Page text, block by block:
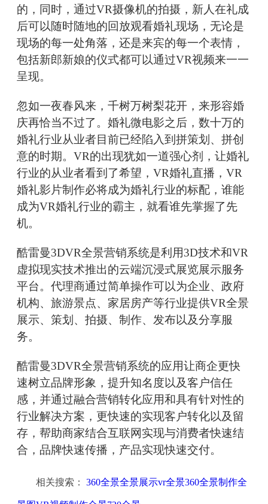
的，同时，通过VR摄像机的拍摄，新人在礼成
后可以随时随地的回放观看婚礼现场，无论是
现场的每一处角落，还是来宾的每一个表情，
包括新郎新娘的仪式都可以通过VR视频来一一
呈现。
忽如一夜春风来，千树万树梨花开，来形容婚
庆再恰当不过了。婚礼微电影之后，数十万的
婚礼行业从业者目前已经陷入到拼策划、拼创
意的时期。VR的出现犹如一道强心剂，让婚礼
行业的从业者看到了希望，VR婚礼直播，VR
婚礼影片制作必将成为婚礼行业的标配，谁能
成为VR婚礼行业的霸主，就看谁先掌握了先
机。
酷雷曼3DVR全景营销系统是利用3D技术和VR
虚拟现实技术推出的云端沉浸式展览展示服务
平台。代理商通过简单操作可以为企业、政府
机构、旅游景点、家居房产等行业提供VR全景
展示、策划、拍摄、制作、发布以及分享服
务。
酷雷曼3DVR全景营销系统的应用让商企更快
速树立品牌形象，提升知名度以及客户信任
感，并通过融合营销转化应用和具有针对性的
行业解决方案，更快速的实现客户转化以及留
存，帮助商家结合互联网实现与消费者快速结
合，品牌快速传播，产品实现快速交付。
相关搜索： 360全景全景展示vr全景360全景制作全